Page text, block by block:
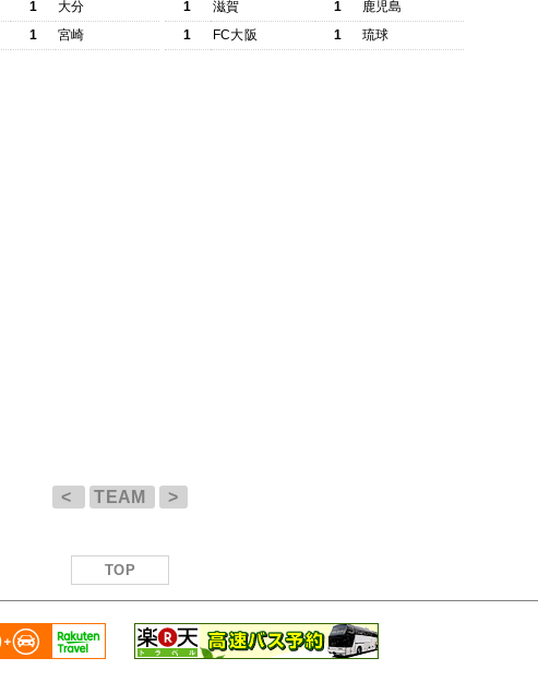
1
大分
1 宮崎
1
滋賀 1
鹿児島
1
FC大阪 1 琉球
< TEAM >
TOP